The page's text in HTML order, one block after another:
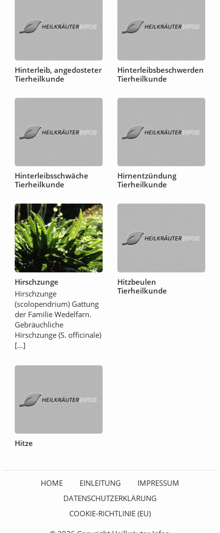
Hinterleib, angedosteter
Tierheilkunde
Hinterleibsbeschwerden
Tierheilkunde
Hinterleibsschwäche
Tierheilkunde
Hirnentzündung
Tierheilkunde
Hirschzunge
Hirschzunge
(scolopendrium) Gattung
der Familie Wedelfarn.
Gebräuchliche
Hirschzunge (S. officinale)
[…]
Hitzbeulen
Tierheilkunde
Hitze
HOME EINLEITUNG
IMPRESSUM
DATENSCHUTZERKLÄRUNG
COOKIE-RICHTLINIE (EU)